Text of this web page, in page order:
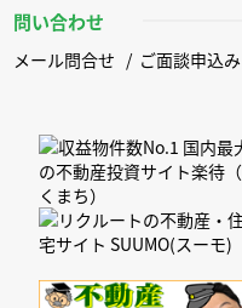
問い合わせ
メール問合せ ご面談申込み